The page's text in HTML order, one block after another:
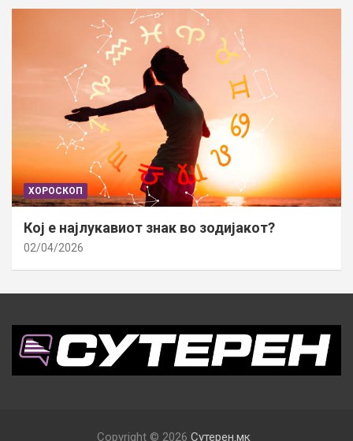
ХОРОСКОП
Кој е најлукавиот знак во зодијакот?
02/04/2026
Copyright © 2026 Сутерен.мк